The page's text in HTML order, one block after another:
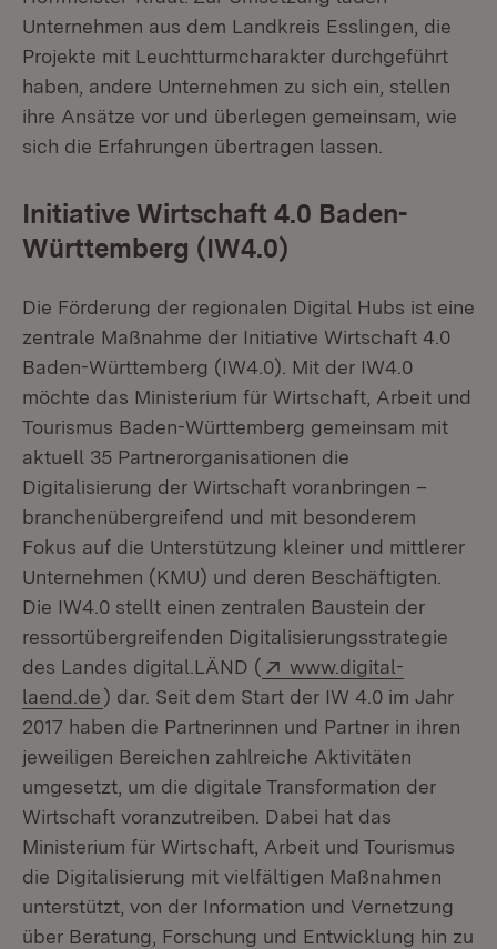
Unternehmen aus dem Landkreis Esslingen, die
Projekte mit Leuchtturmcharakter durchgeführt
haben, andere Unternehmen zu sich ein, stellen
ihre Ansätze vor und überlegen gemeinsam, wie
sich die Erfahrungen übertragen lassen.
Initiative Wirtschaft 4.0 Baden-
Württemberg (IW4.0)
Die Förderung der regionalen Digital Hubs ist eine
zentrale Maßnahme der Initiative Wirtschaft 4.0
Baden-Württemberg (IW4.0). Mit der IW4.0
möchte das Ministerium für Wirtschaft, Arbeit und
Tourismus Baden-Württemberg gemeinsam mit
aktuell 35 Partnerorganisationen die
Digitalisierung der Wirtschaft voranbringen –
branchenübergreifend und mit besonderem
Fokus auf die Unterstützung kleiner und mittlerer
Unternehmen (KMU) und deren Beschäftigten.
Die IW4.0 stellt einen zentralen Baustein der
ressortübergreifenden Digitalisierungsstrategie
des Landes digital.LÄND (
Extern:
www.digital-
laend.de(Öffnet in neuem Fenster)
) dar. Seit dem Start der IW 4.0 im Jahr
2017 haben die Partnerinnen und Partner in ihren
jeweiligen Bereichen zahlreiche Aktivitäten
umgesetzt, um die digitale Transformation der
Wirtschaft voranzutreiben. Dabei hat das
Ministerium für Wirtschaft, Arbeit und Tourismus
die Digitalisierung mit vielfältigen Maßnahmen
unterstützt, von der Information und Vernetzung
über Beratung, Forschung und Entwicklung hin zu